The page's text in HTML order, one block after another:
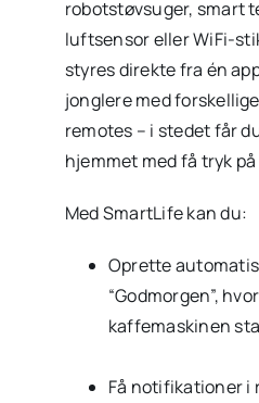
robotstøvsuger, smart
luftsensor eller WiFi-
styres direkte fra én
jonglere med
remotes – i stedet får
hjemmet med få tryk
Med SmartLife kan du:
Oprette
“Godmorgen”,
kaffemaskinen
Få notifikationer i